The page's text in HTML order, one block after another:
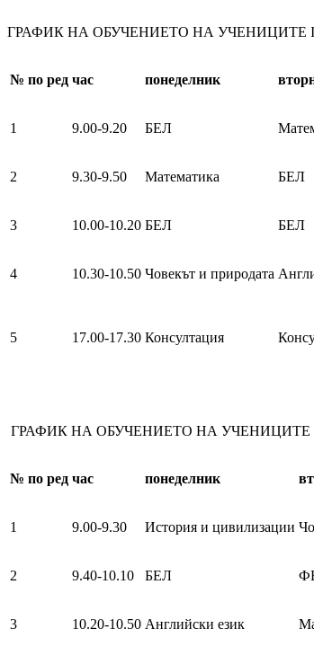
ГРАФИК НА ОБУЧЕНИЕТО НА УЧЕНИЦИТЕ
№ по ред час понеделник
1 9.00-9.20 БЕЛ
2 9.30-9.50 Математика БЕЛ
3 10.00-10.20 БЕЛ БЕЛ
4 10.30-10.50 Човекът и природата
5 17.00-17.30 Консултация
ГРАФИК НА ОБУЧЕНИЕТО НА УЧЕНИЦИТЕ
№ по ред час понеделник
1 9.00-9.30 История и цивилизации
2 9.40-10.10 БЕЛ
3 10.20-10.50 Английски език